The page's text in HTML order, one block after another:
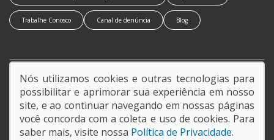
Trabalhe Conosco Canal de denúncia Blog
© Copyright 2026
SIGA-NOS:
Nós utilizamos cookies e outras tecnologias para
possibilitar e aprimorar sua experiência em nosso
site, e ao continuar navegando em nossas páginas
você concorda com a coleta e uso de cookies. Para
saber mais, visite nossa Política de Privacidade.